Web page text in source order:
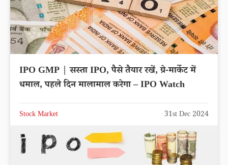
IPO GMP | सस्ता IPO, पैसे तैयार रखें, ग्रे-मार्केट में
धमाल, पहले दिन मालामाल करेगा – IPO Watch
Stock Market 31st Dec 2024